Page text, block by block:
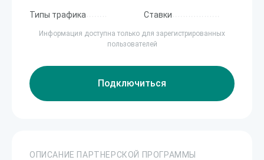
Типы трафика Ставки
Информация доступна только для зарегистрированных
пользователей
Подключиться
ОПИСАНИЕ ПАРТНЕРСКОЙ ПРОГРАММЫ